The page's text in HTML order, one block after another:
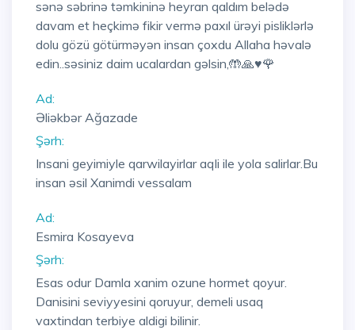
sənə səbrinə təmkininə heyran qaldım belədə
davam et heçkimə fikir vermə paxıl ürəyi pisliklərlə
dolu gözü götürməyən insan çoxdu Allaha həvalə
edin..səsiniz daim ucalardan gəlsin,🤲🙏♥️🌹
Ad:
Əliəkbər Ağazade
Şərh:
Insani geyimiyle qarwilayirlar aqli ile yola salirlar.Bu
insan əsil Xanimdi vessalam
Ad:
Esmira Kosayeva
Şərh:
Esas odur Damla xanim ozune hormet qoyur.
Danisini seviyyesini qoruyur, demeli usaq
vaxtindan terbiye aldigi bilinir.